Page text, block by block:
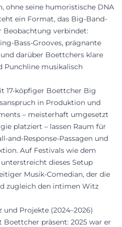
ohne seine humoristische DNA
ein Format, das Big-Band-
Beobachtung verbindet:
Bass-Grooves, prägnante
darüber Boettchers klare
Punchline musikalisch
17-köpfiger Boettcher Big
in Produktion und
– meisterhaft umgesetzt
platziert – lassen Raum für
and-Response-Passagen und
Auf Festivals wie dem
dieses Setup
Musik-Comedian, der die
zugleich den intimen Witz
und Projekte (2024–2026)
präsent: 2025 war er